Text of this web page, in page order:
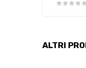
ALTRI